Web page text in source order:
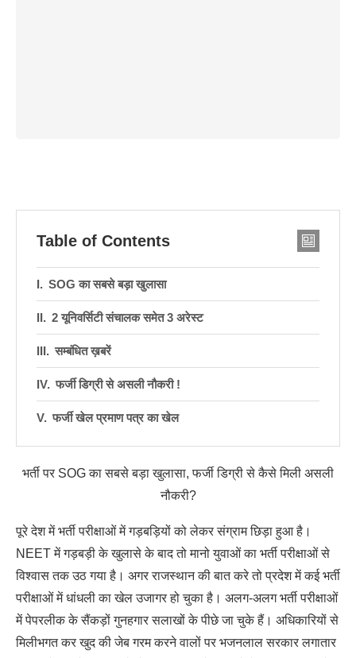
Table of Contents
SOG का सबसे बड़ा खुलासा
2 यूनिवर्सिटी संचालक समेत 3 अरेस्ट
सम्बंधित ख़बरें
फर्जी डिग्री से असली नौकरी !
फर्जी खेल प्रमाण पत्र का खेल
भर्ती पर SOG का सबसे बड़ा खुलासा, फर्जी डिग्री से कैसे मिली असली
नौकरी?
पूरे देश में भर्ती परीक्षाओं में गड़बड़ियों को लेकर संग्राम छिड़ा हुआ है।
NEET में गड़बड़ी के खुलासे के बाद तो मानो युवाओं का भर्ती परीक्षाओं से
विश्वास तक उठ गया है। अगर राजस्थान की बात करे तो प्रदेश में कई भर्ती
परीक्षाओं में धांधली का खेल उजागर हो चुका है। अलग-अलग भर्ती परीक्षाओं
में पेपरलीक के सैंकड़ों गुनहगार सलाखों के पीछे जा चुके हैं। अधिकारियों से
मिलीभगत कर खुद की जेब गरम करने वालों पर भजनलाल सरकार लगातार